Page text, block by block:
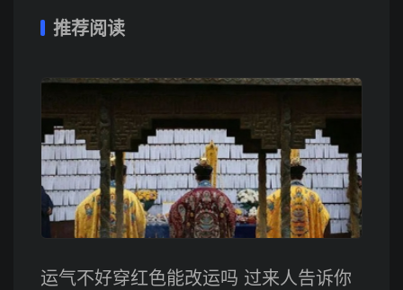
推荐阅读
运气不好穿红色能改运吗 过来人告诉你